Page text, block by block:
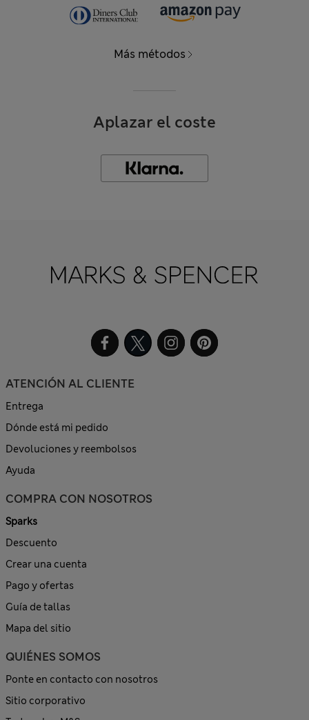
Más métodos
Aplazar el coste
ATENCIÓN AL CLIENTE
Entrega
Dónde está mi pedido
Devoluciones y reembolsos
Ayuda
COMPRA CON NOSOTROS
Sparks
Descuento
Crear una cuenta
Pago y ofertas
Guía de tallas
Mapa del sitio
QUIÉNES SOMOS
Ponte en contacto con nosotros
Sitio corporativo